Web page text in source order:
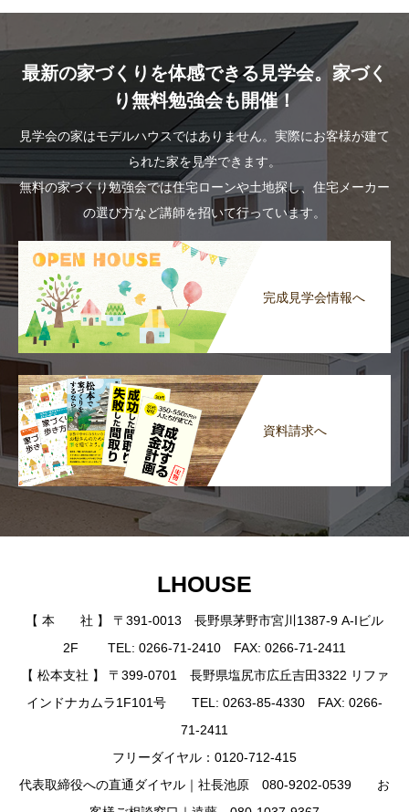
最新の家づくりを体感できる見学会。家づく
り無料勉強会も開催！
見学会の家はモデルハウスではありません。実際にお客様が建て
られた家を見学できます。
無料の家づくり勉強会では住宅ローンや土地探し、住宅メーカー
の選び方など講師を招いて行っています。
完成見学会情報へ
資料請求へ
LHOUSE
【 本 社 】 〒391-0013 長野県茅野市宮川1387-9 A-Iビル
2F TEL: 0266-71-2410 FAX: 0266-71-2411
【 松本支社 】 〒399-0701 長野県塩尻市広丘吉田3322 リファ
インドナカムラ1F101号 TEL: 0263-85-4330 FAX: 0266-
71-2411
フリーダイヤル：0120-712-415
代表取締役への直通ダイヤル｜社長池原 080-9202-0539 お